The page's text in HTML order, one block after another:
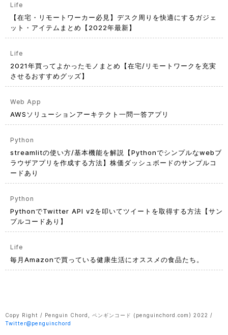
Life
【在宅・リモートワーカー必見】デスク周りを快適にするガジェ
ット・アイテムまとめ【2022年最新】
Life
2021年買ってよかったモノまとめ【在宅/リモートワークを充実
させるおすすめグッズ】
Web App
AWSソリューションアーキテクト一問一答アプリ
Python
streamlitの使い方/基本機能を解説【Pythonでシンプルなwebブ
ラウザアプリを作成する方法】株価ダッシュボードのサンプルコ
ードあり
Python
PythonでTwitter API v2を叩いてツイートを取得する方法【サン
プルコードあり】
Life
毎月Amazonで買っている健康生活にオススメの食品たち。
Copy Right / Penguin Chord, ペンギンコード (penguinchord.com) 2022 /
Twitter@penguinchord